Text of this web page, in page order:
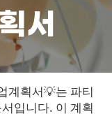
계획서💡는 파티
입니다. 이 계획